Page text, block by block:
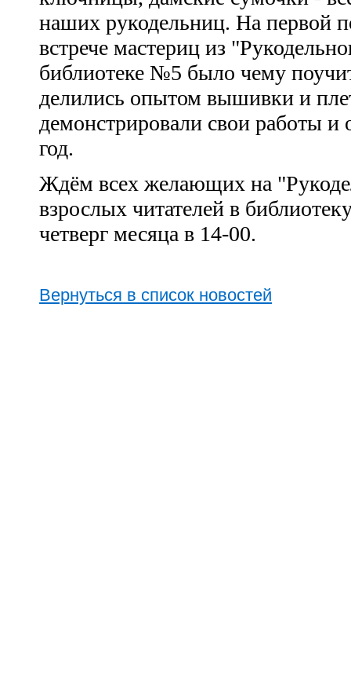
наших рукодельниц. На первой
встрече мастериц из
библиотеке №5 было чему
делились опытом вышивки и
демонстрировали свои работы
год.
Ждём всех желающих на
взрослых читателей в
четверг месяца в 14-00.
Вернуться в список новостей